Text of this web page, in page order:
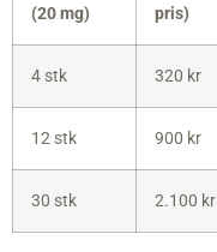
(20 mg)
pris)
4 stk 320 kr
12 stk 900 kr
30 stk 2.100 kr